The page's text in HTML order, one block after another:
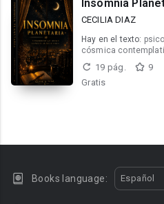
Insomnia
CECILIA DIAZ
Hay en el texto:
cósmica
19 pág.
9
Gratis
Books language: Español